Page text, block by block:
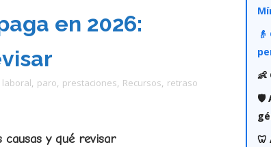
en 2026:
laboral, paro, prestaciones, Recursos, retraso
causas y qué revisar
👶
🛡️
🦷